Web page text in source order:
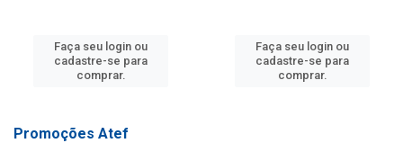
Faça seu login ou
cadastre-se para
comprar.
Faça seu login ou
cadastre-se para
comprar.
Promoções Atef